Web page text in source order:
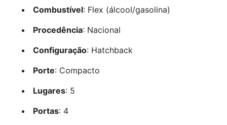
Combustível: Flex (álcool/gasolina)
Procedência: Nacional
Configuração: Hatchback
Porte: Compacto
Lugares: 5
Portas: 4